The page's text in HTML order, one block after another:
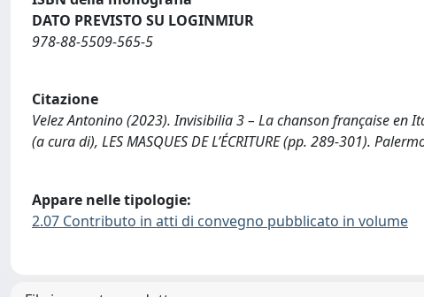
DATO PREVISTO SU LOGINMIUR
978-88-5509-565-5
Citazione
Velez Antonino (2023). Invisibilia 3 – La chanson française en
(a cura di), LES MASQUES DE L’ÉCRITURE (pp. 289-301).
Appare nelle tipologie:
2.07 Contributo in atti di convegno pubblicato in volume